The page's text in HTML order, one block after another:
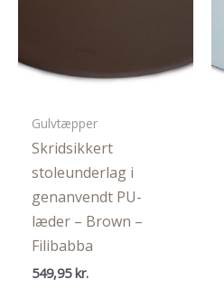
Gulvtæpper
Skridsikkert
stoleunderlag i
genanvendt PU-
læder – Brown –
Filibabba
549,95 kr.